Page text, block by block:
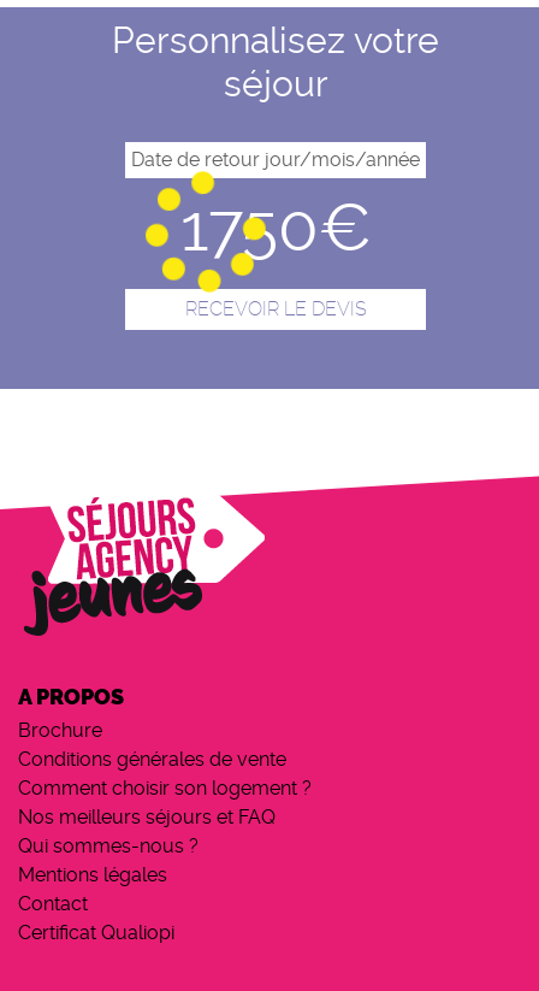
Personnalisez votre
séjour
1750€
RECEVOIR LE DEVIS
A PROPOS
Brochure
Conditions générales de vente
Comment choisir son logement ?
Nos meilleurs séjours et FAQ
Qui sommes-nous ?
Mentions légales
Contact
Certificat Qualiopi